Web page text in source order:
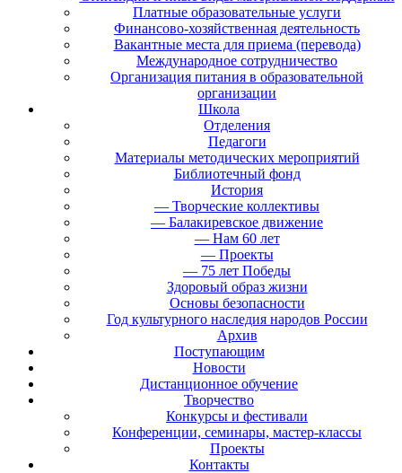
Платные образовательные услуги
Финансово-хозяйственная деятельность
Вакантные места для приема (перевода)
Международное сотрудничество
Организация питания в образовательной
организации
Школа
Отделения
Педагоги
Материалы методических мероприятий
Библиотечный фонд
История
— Творческие коллективы
— Балакиревское движение
— Нам 60 лет
— Проекты
— 75 лет Победы
Здоровый образ жизни
Основы безопасности
Год культурного наследия народов России
Архив
Поступающим
Новости
Дистанционное обучение
Творчество
Конкурсы и фестивали
Конференции, семинары, мастер-классы
Проекты
Контакты